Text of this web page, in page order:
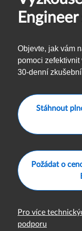
Engineer
Objevte, jak vám
pomoci
30-denní
Stáhnout
Požádat o
Pro více
podporu